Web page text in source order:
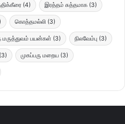
(4) இரத்தம் சுத்தமாக (3)
கொத்தமல்லி (3)
மருத்துவம் பயன்கள் (3) நிலவேம்பு (3)
(3) முகப்பரு மறைய (3)